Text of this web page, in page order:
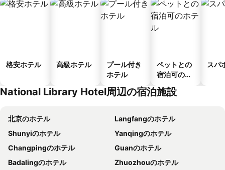
格安ホテル 高級ホテル
プール付き
ホテル
ペットとの
宿泊可のホ
テル
スパ
National Library Hotel周辺の宿泊施設
北京のホテル
Langfangのホテル
Shunyiのホテル
Yanqingのホテル
Changpingのホテル
Guanのホテル
Badalingのホテル
Zhuozhouのホテル